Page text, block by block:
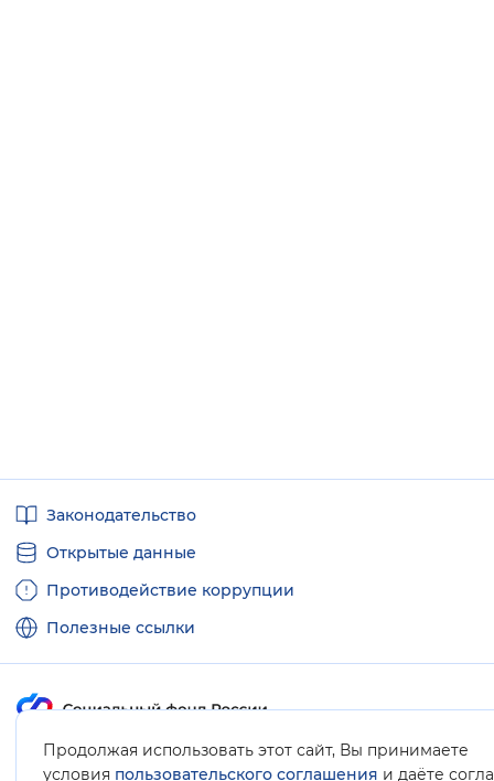
Продолжая использовать этот сайт, Вы принимаете
условия пользовательского соглашения и даёте
ссылкиЗаконодательство
Открытые данные
Противодействие коррупции
Полезные ссылки
Карта сайта